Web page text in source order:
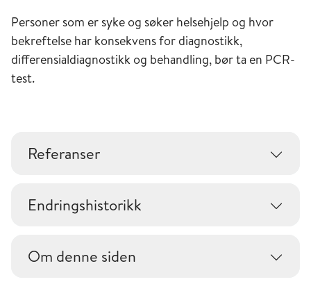
Personer som er syke og søker helsehjelp og hvor
bekreftelse har konsekvens for diagnostikk,
differensialdiagnostikk og behandling, bør ta en PCR-
test.
Referanser
Endringshistorikk
Om denne siden